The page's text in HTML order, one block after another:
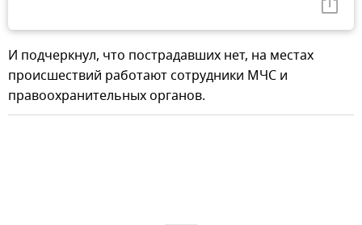
И подчеркнул, что пострадавших нет, на местах
происшествий работают сотрудники МЧС и
правоохранительных органов.